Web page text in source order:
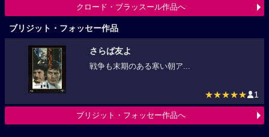
クロード・ブラッスール作品へ
ブリジット・フォッセー作品
さらば友よ
戦争も末期のある寒い朝ア...
★★★★★ 1
ブリジット・フォッセー作品へ